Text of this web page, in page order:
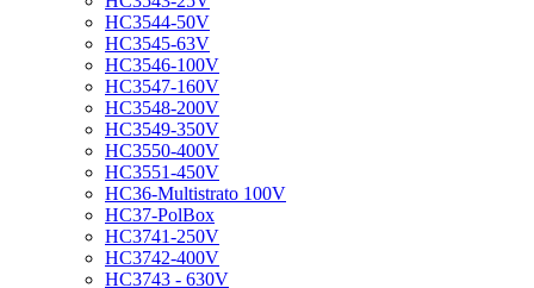
HC3544-50V
HC3545-63V
HC3546-100V
HC3547-160V
HC3548-200V
HC3549-350V
HC3550-400V
HC3551-450V
HC36-Multistrato 100V
HC37-PolBox
HC3741-250V
HC3742-400V
HC3743 - 630V